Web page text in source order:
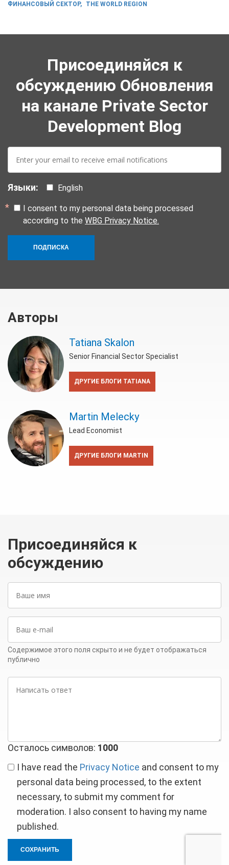
ФИНАНСОВЫЙ СЕКТОР
THE WORLD REGION
Присоединяйся к
обсуждению Обновления
на канале Private Sector
Development Blog
mail:
Языки: English
I consent to my personal data being processed
according to the WBG Privacy Notice.
ПОДПИСКА
Авторы
Tatiana Skalon
Senior Financial Sector Specialist
ДРУГИЕ БЛОГИ TATIANA
Martin Melecky
Lead Economist
ДРУГИЕ БЛОГИ MARTIN
Присоединяйся к
обсуждению
имя
mail
Содержимое этого поля скрыто и не будет отображаться
публично
ответ
Осталось символов: 1000
I have read the Privacy Notice and consent to my
personal data being processed, to the extent
necessary, to submit my comment for
moderation. I also consent to having my name
published.
СОХРАНИТЬ